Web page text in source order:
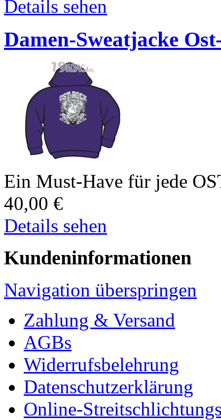
Details sehen
Damen-Sweatjacke
Ein Must-Have für jede
40,00 €
Details sehen
Kundeninformationen
Navigation überspringen
Zahlung & Versand
AGBs
Widerrufsbelehrung
Datenschutzerklärung
Online-